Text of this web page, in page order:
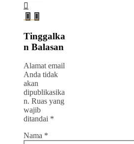
Tinggalka
n Balasan
Alamat email
Anda tidak
akan
dipublikasika
n. Ruas yang
wajib
ditandai *
Nama *